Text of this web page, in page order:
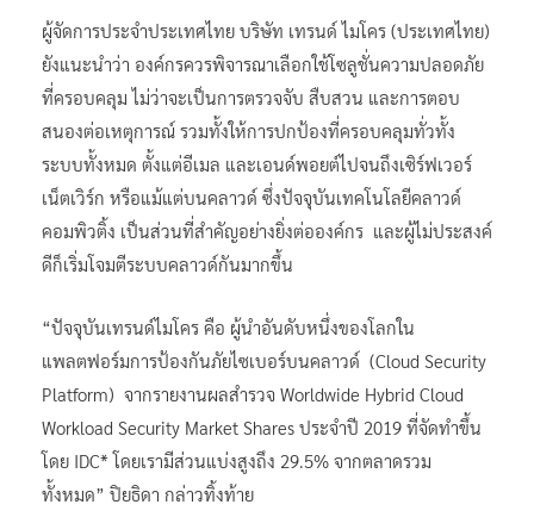
ผู้จัดการประจำประเทศไทย บริษัท เทรนด์ ไมโคร (ประเทศไทย)
ยังแนะนำว่า องค์กรควรพิจารณาเลือกใช้โซลูชั่นความปลอดภัย
ที่ครอบคลุม ไม่ว่าจะเป็นการตรวจจับ สืบสวน และการตอบ
สนองต่อเหตุการณ์ รวมทั้งให้การปกป้องที่ครอบคลุมทั่วทั้ง
ระบบทั้งหมด ตั้งแต่อีเมล และเอนด์พอยต์ไปจนถึงเซิร์ฟเวอร์
เน็ตเวิร์ก หรือแม้แต่บนคลาวด์ ซึ่งปัจจุบันเทคโนโลยีคลาวด์
คอมพิวติ้ง เป็นส่วนที่สำคัญอย่างยิ่งต่อองค์กร และผู้ไม่ประสงค์
ดีก็เริ่มโจมตีระบบคลาวด์กันมากขึ้น
“ปัจจุบันเทรนด์ไมโคร คือ ผู้นำอันดับหนึ่งของโลกใน
แพลตฟอร์มการป้องกันภัยไซเบอร์บนคลาวด์ (Cloud Security
Platform) จากรายงานผลสำรวจ Worldwide Hybrid Cloud
Workload Security Market Shares ประจำปี 2019 ที่จัดทำขึ้น
โดย IDC* โดยเรามีส่วนแบ่งสูงถึง 29.5% จากตลาดรวม
ทั้งหมด” ปิยธิดา กล่าวทิ้งท้าย